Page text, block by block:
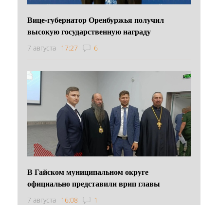
Вице-губернатор Оренбуржья получил
высокую государственную награду
7 августа 17:27 6
В Гайском муниципальном округе
официально представили врип главы
7 августа 16:08 1